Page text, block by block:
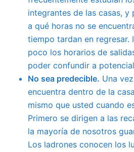
integrantes de las casas, y
a qué horas no se
tiempo tardan en regresar.
poco los horarios de
poder confundir a
No sea predecible. Una
encuentra dentro de la
mismo que usted cuando
Primero se dirigen a las
la mayoría de nosotros
Los ladrones conocen los